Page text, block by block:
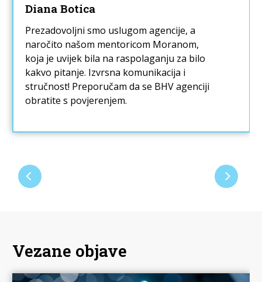
Diana Botica
Prezadovoljni smo uslugom agencije, a
naročito našom mentoricom Moranom,
koja je uvijek bila na raspolaganju za bilo
kakvo pitanje. Izvrsna komunikacija i
stručnost! Preporučam da se BHV agenciji
obratite s povjerenjem.
Vezane objave